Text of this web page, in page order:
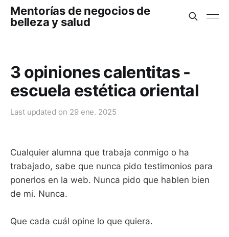
Mentorías de negocios de
belleza y salud
3 opiniones calentitas -
escuela estética oriental
Last updated on 29 ene. 2025
Cualquier alumna que trabaja conmigo o ha
trabajado, sabe que nunca pido testimonios para
ponerlos en la web. Nunca pido que hablen bien
de mi. Nunca.
Que cada cuál opine lo que quiera.